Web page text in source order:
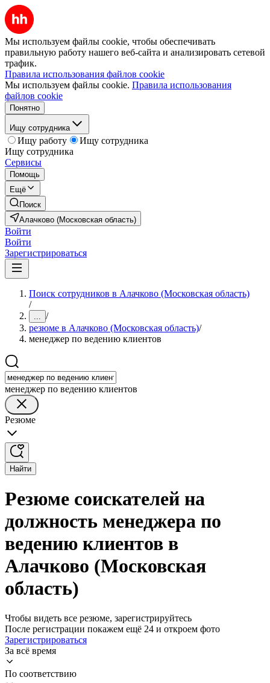
Мы используем файлы cookie, чтобы обеспечивать
правильную работу нашего веб-сайта и анализировать сетевой
трафик.
Правила использования файлов cookie
Мы используем файлы cookie. Правила использования
файлов cookie
Понятно
Ищу сотрудника
Ищу работу
Ищу сотрудника
Ищу сотрудника
Сервисы
Помощь
Ещё
Поиск
Алачково (Московская область)
Войти
Войти
Зарегистрироваться
Поиск сотрудников в Алачково (Московская область)
/
... /
резюме в Алачково (Московская область)/
менеджер по ведению клиентов
менеджер по ведению клиентов
Резюме
Найти
Резюме соискателей на
должность менеджера по
ведению клиентов в
Алачково (Московская
область)
Чтобы видеть все резюме, зарегистрируйтесь
После регистрации покажем ещё 24 и откроем фото
Зарегистрироваться
За всё время
По соответствию